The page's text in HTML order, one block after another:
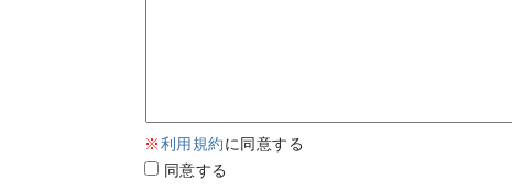
※ 利用規約 に同意する
同意する